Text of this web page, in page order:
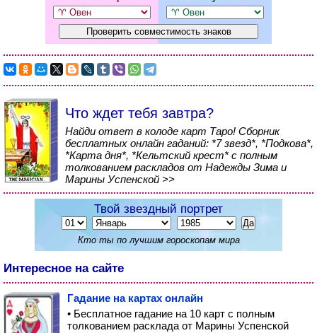
Что ждет тебя завтра?
Найди ответ в колоде карт Таро! Сборник
бесплатных онлайн гаданий: *7 звезд*, *Подкова*,
*Карта дня*, *Кельтский крест* с полным
толкованием раскладов от Надежды Зима и
Марины Успенской >>
Твой звездный портрет
Кто ты по лучшим гороскопам мира
Интересное на сайте
Гадание на картах онлайн
• Бесплатное гадание на 10 карт с полным
толкованием расклада от Марины Успенской